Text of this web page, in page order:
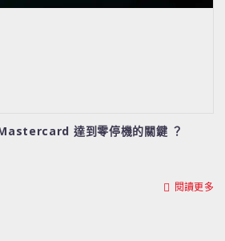
達到零停機的關鍵 ？
閱讀更多